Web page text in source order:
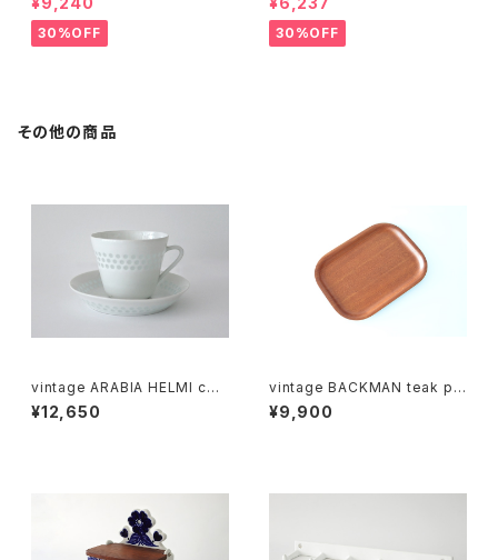
ア パユ カッティングボード
30%OFF
ージ オーパ スオミ ステンレス
ミルクピッチャー M
30%OFF
その他の商品
vintage ARABIA HELMI coff
ee c＆s / ヴィンテージ アラビ
ア ヘルミ カップ＆ソーサー
¥12,650
vintage BACKMAN teak ply
wood tray 03 / ヴィンテージ
バックマン プライウッド トレイ 0
¥9,900